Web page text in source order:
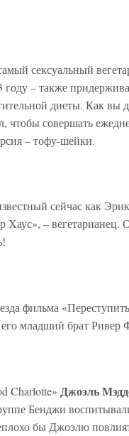
сексуальный
– также
диеты. Как вы
чтобы совершать
– тофу-шейки.
сейчас как
Хаус», – вегетарианец.
фильма
младший брат Ривер
Charlotte» Джоэль
Бенджи
бы Джоэлю